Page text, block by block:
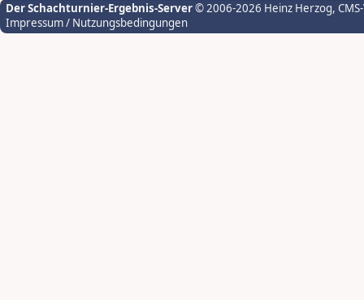
Der Schachturnier-Ergebnis-Server© 2006-2026 Heinz Herzog,
Impressum / Nutzungsbedingungen